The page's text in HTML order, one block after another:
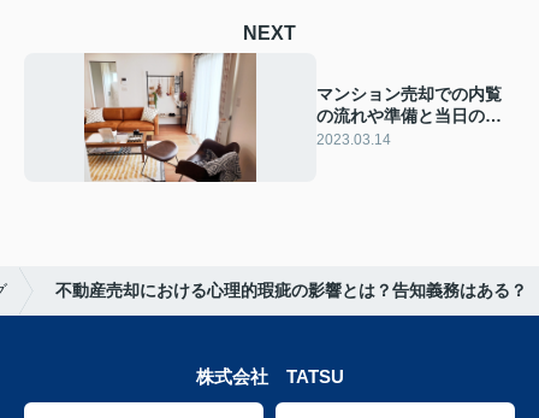
NEXT
マンション売却での内覧
の流れや準備と当日の対
応ポイントを解説！
2023.03.14
不動産売却における心理的瑕疵の影響とは？告知義務はある？
株式会社 TATSU